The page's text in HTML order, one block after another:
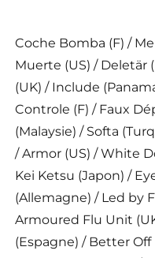
Coche Bomba (F) /
Muerte (US) / Deletär
(UK) / Include
Controle (F) / Faux
(Malaysie) / Softa
/ Armor (US) / White
Kei Ketsu (Japon) /
(Allemagne) / Led by
Armoured Flu Unit
(Espagne) / Better